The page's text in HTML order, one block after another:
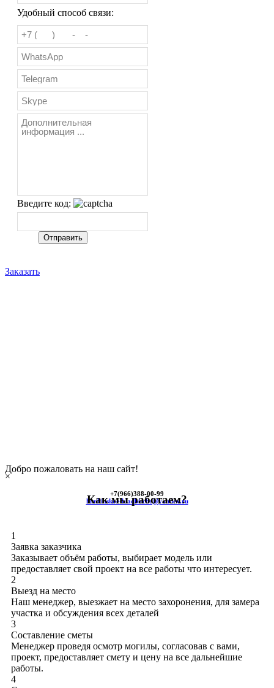
Удобный способ связи:
Введите код:
Заказать
Добро пожаловать на наш сайт!
+7(966)388-00-99
himkinskoe-kladbische@yandex.ru
×
Как мы работаем?
1
Заявка заказчика
Заказывает объём работы, выбирает модель или
предоставляет свой проект на все работы что интересует.
2
Выезд на место
Наш менеджер, выезжает на место захоронения, для замера
участка и обсуждения всех деталей
3
Составление сметы
Менеджер проведя осмотр могилы, согласовав с вами,
проект, предоставляет смету и цену на все дальнейшие
работы.
4